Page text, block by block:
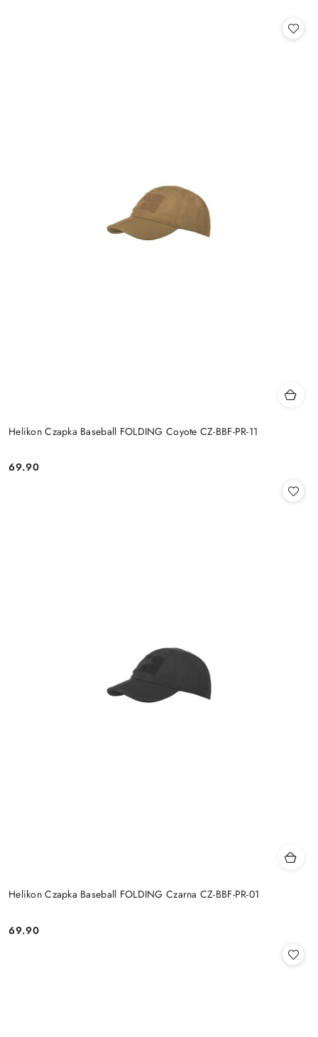
Helikon Czapka Baseball FOLDING Coyote CZ-BBF-PR-11
Cena:
69.90
Helikon Czapka Baseball FOLDING Czarna CZ-BBF-PR-01
Cena:
69.90